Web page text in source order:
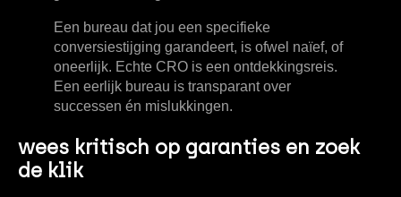
Een bureau dat jou een specifieke
conversiestijging garandeert, is ofwel naïef, of
oneerlijk. Echte CRO is een ontdekkingsreis.
Een eerlijk bureau is transparant over
successen én mislukkingen.
wees kritisch op garanties en zoek
de klik